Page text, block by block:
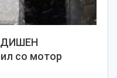
со мотор